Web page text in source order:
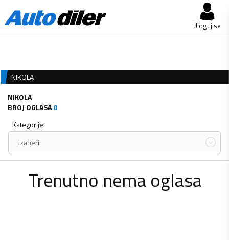
Uloguj se
NIKOLA
NIKOLA
BROJ OGLASA0
Kategorije:
Izaberi
Trenutno nema oglasa